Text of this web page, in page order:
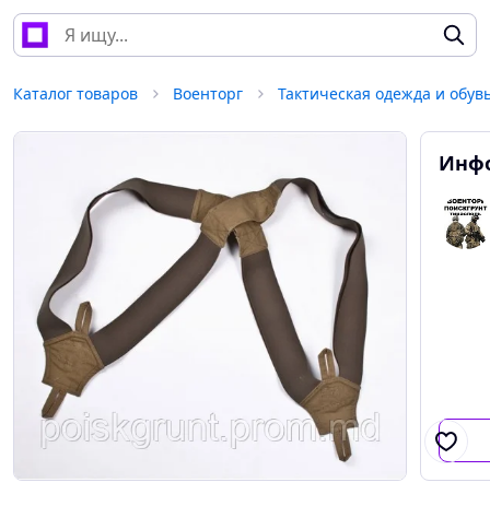
Каталог товаров Военторг Тактическая одежда и